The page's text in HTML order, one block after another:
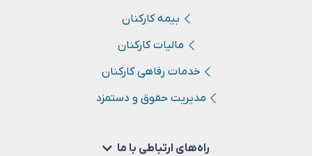
بیمه کارکنان
مالیات کارکنان
خدمات رفاهی کارکنان
مدیریت حقوق و دستمزد
راه‌های ارتباطی با ما